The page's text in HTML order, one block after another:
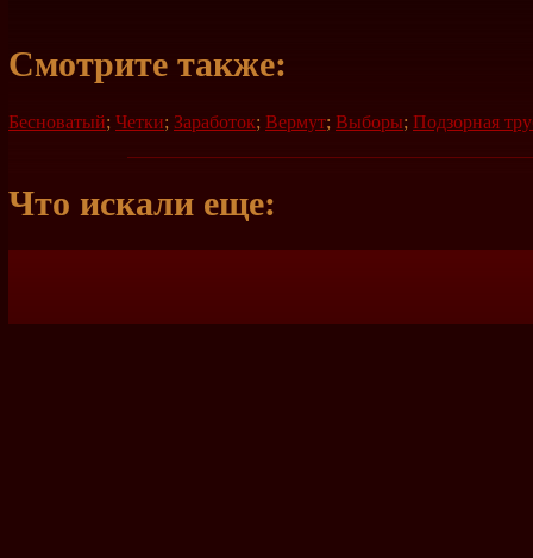
Смотрите также:
Бесноватый; Четки; Заработок; Вермут; Выборы; Подзорная
Что искали еще: